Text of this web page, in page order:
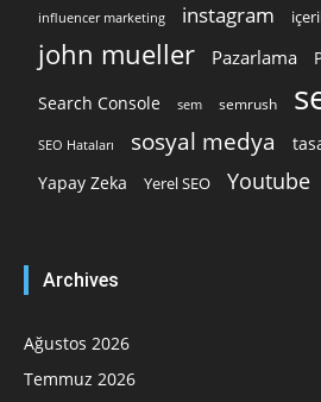
influencer marketing instagram
john mueller Pazarlama
Search Console sem semrush
SEO Hataları sosyal medya
Yapay Zeka Yerel SEO Youtube
Archives
Ağustos 2026
Temmuz 2026